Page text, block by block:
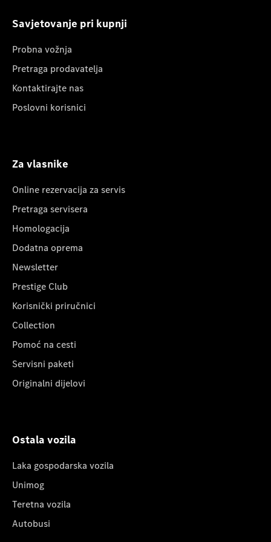
Savjetovanje pri kupnji
Probna vožnja
Pretraga prodavatelja
Kontaktirajte nas
Poslovni korisnici
Za vlasnike
Online rezervacija za servis
Pretraga servisera
Homologacija
Dodatna oprema
Newsletter
Prestige Club
Korisnički priručnici
Collection
Pomoć na cesti
Servisni paketi
Originalni dijelovi
Ostala vozila
Laka gospodarska vozila
Unimog
Teretna vozila
Autobusi